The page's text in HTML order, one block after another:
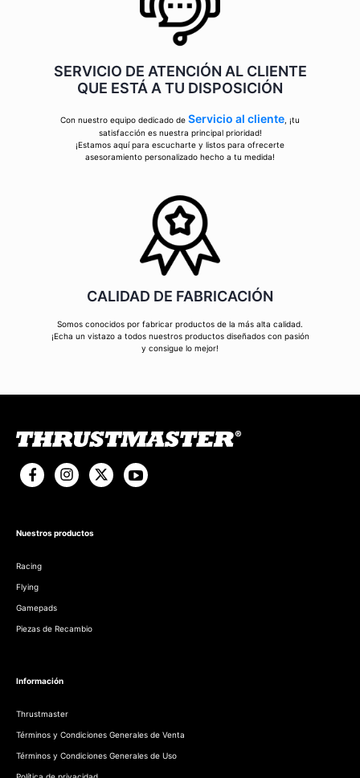
SERVICIO DE ATENCIÓN AL CLIENTE
QUE ESTÁ A TU DISPOSICIÓN
Con nuestro equipo dedicado de Servicio al cliente , ¡tu
satisfacción es nuestra principal prioridad!
¡Estamos aquí para escucharte y listos para ofrecerte
asesoramiento personalizado hecho a tu medida!
CALIDAD DE FABRICACIÓN
Somos conocidos por fabricar productos de la más alta calidad.
¡Echa un vistazo a todos nuestros productos diseñados con pasión
y consigue lo mejor!
Nuestros productos
Racing
Flying
Gamepads
Piezas de Recambio
Información
Thrustmaster
Términos y Condiciones Generales de Venta
Términos y Condiciones Generales de Uso